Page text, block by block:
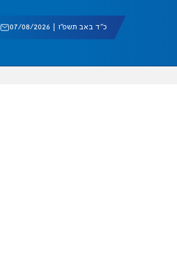
כ"ד באב תשפ"ו | 07/08/2026